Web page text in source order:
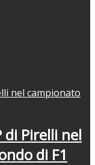
di Pirelli nel
di F1